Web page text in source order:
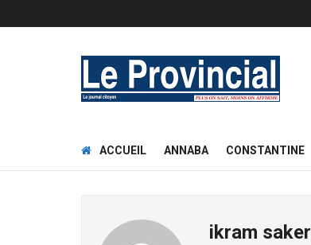
ACCUEIL ANNABA CONSTANTINE
ikram saker